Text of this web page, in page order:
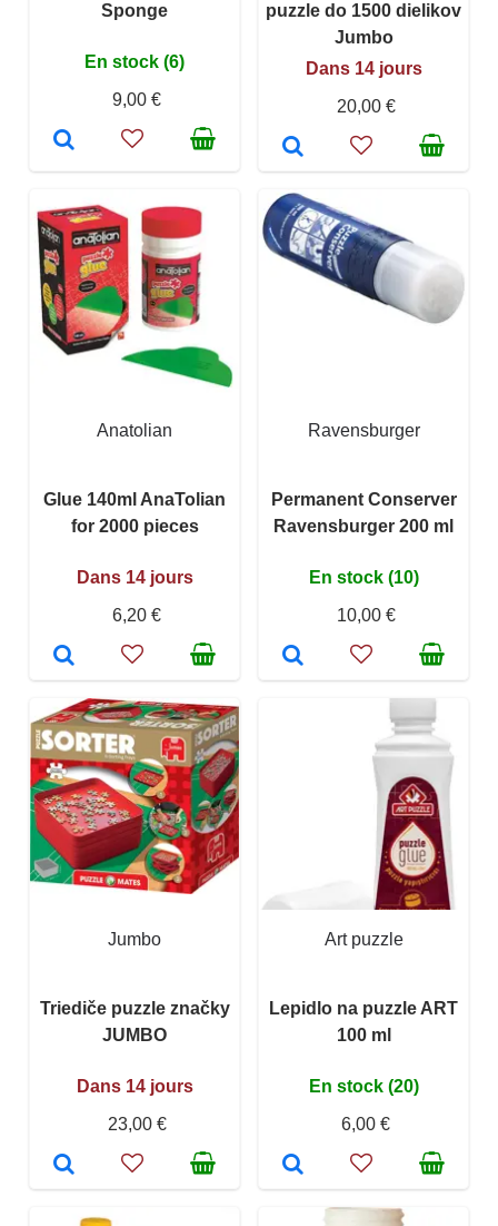
Sponge
En stock (6)
9,00 €
puzzle do 1500 dielikov
Jumbo
Dans 14 jours
20,00 €
Anatolian
Glue 140ml AnaTolian
for 2000 pieces
Dans 14 jours
6,20 €
Ravensburger
Permanent Conserver
Ravensburger 200 ml
En stock (10)
10,00 €
Jumbo
Triediče puzzle značky
JUMBO
Dans 14 jours
23,00 €
Art puzzle
Lepidlo na puzzle ART
100 ml
En stock (20)
6,00 €